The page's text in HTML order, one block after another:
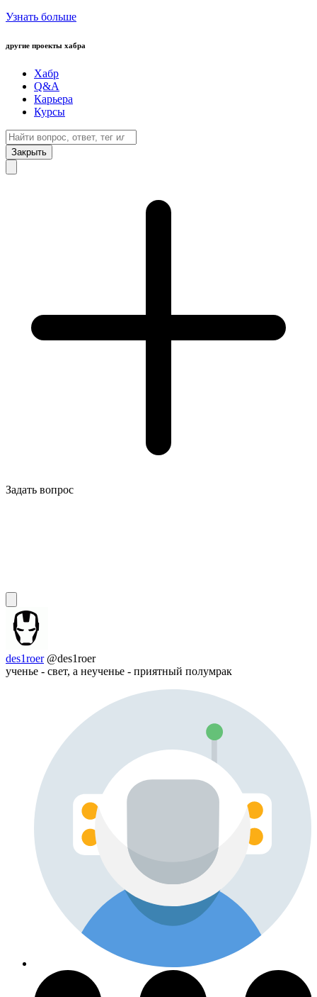
Узнать больше
другие проекты хабра
Хабр
Q&A
Карьера
Курсы
Закрыть
Задать вопрос
des1roer @des1roer
ученье - свет, а неученье - приятный полумрак